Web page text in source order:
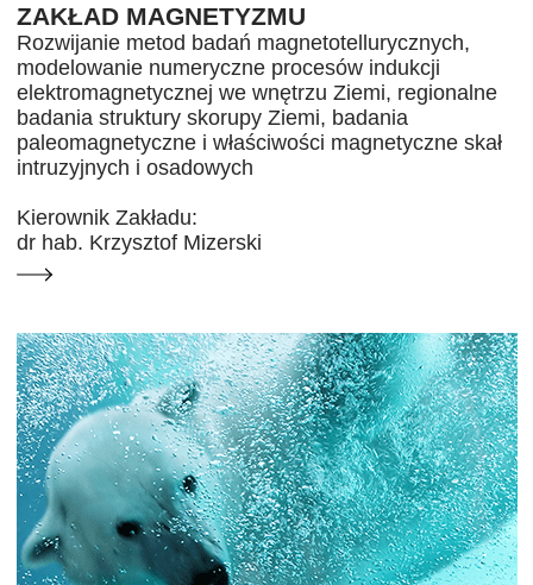
ZAKŁAD MAGNETYZMU
Rozwijanie metod badań magnetotellurycznych,
modelowanie numeryczne procesów indukcji
elektromagnetycznej we wnętrzu Ziemi, regionalne
badania struktury skorupy Ziemi, badania
paleomagnetyczne i właściwości magnetyczne skał
intruzyjnych i osadowych
Kierownik Zakładu:
dr hab. Krzysztof Mizerski